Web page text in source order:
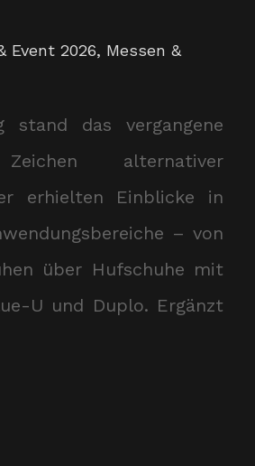
Event 2026, Messen &
stand das vergangene
alternativer
erhielten Einblicke in
– von
über Hufschuhe mit
U und Duplo. Ergänzt